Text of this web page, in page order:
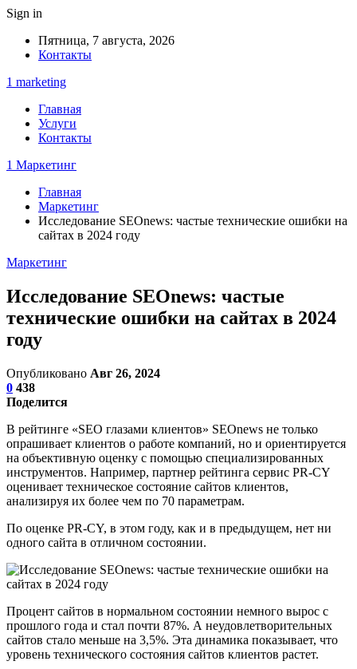
Sign in
Пятница, 7 августа, 2026
Контакты
1 marketing
Главная
Услуги
Контакты
1 Маркетинг
Главная
Маркетинг
Исследование SEOnews: частые технические ошибки на
сайтах в 2024 году
Маркетинг
Исследование SEOnews: частые
технические ошибки на сайтах в 2024
году
Опубликовано Авг 26, 2024
0 438
Поделится
В рейтинге «SEO глазами клиентов» SEOnews не только
опрашивает клиентов о работе компаний, но и ориентируется
на объективную оценку с помощью специализированных
инструментов. Например, партнер рейтинга сервис PR-CY
оценивает техническое состояние сайтов клиентов,
анализируя их более чем по 70 параметрам.
По оценке PR-CY, в этом году, как и в предыдущем, нет ни
одного сайта в отличном состоянии.
Процент сайтов в нормальном состоянии немного вырос с
прошлого года и стал почти 87%. А неудовлетворительных
сайтов стало меньше на 3,5%. Эта динамика показывает, что
уровень технического состояния сайтов клиентов растет.